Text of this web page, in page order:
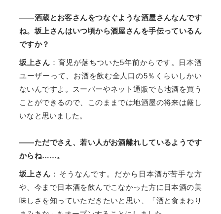
——酒蔵とお客さんをつなぐような酒屋さんなんです
ね。坂上さんはいつ頃から酒屋さんを手伝っているん
ですか？
坂上さん ：育児が落ちついた5年前からです。日本酒
ユーザーって、お酒を飲む全人口の5％くらいしかい
ないんですよ。スーパーやネット通販でも地酒を買う
ことができるので、このままでは地酒屋の将来は厳し
いなと思いました。
——ただでさえ、若い人がお酒離れしているようです
からね……。
坂上さん ：そうなんです。だから日本酒が苦手な方
や、今まで日本酒を飲んでこなかった方に日本酒の美
味しさを知っていただきたいと思い、「酒と食まわり